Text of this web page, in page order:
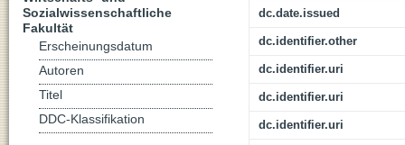
dc.date.issued
dc.identifier.other
dc.identifier.uri
dc.identifier.uri
dc.identifier.uri
Sozialwissenschaftliche
Fakultät
Erscheinungsdatum
Autoren
Titel
DDC-Klassifikation